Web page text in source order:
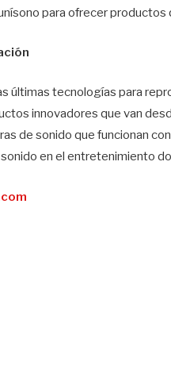
para ofrecer productos
últimas tecnologías para
innovadores que van
de sonido que funcionan
en el entretenimiento